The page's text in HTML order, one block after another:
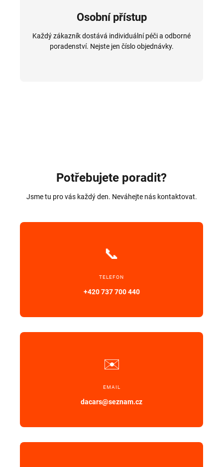
Osobní přístup
Každý zákazník dostává individuální péči a odborné
poradenství. Nejste jen číslo objednávky.
Potřebujete poradit?
Jsme tu pro vás každý den. Neváhejte nás kontaktovat.
📞
TELEFON
+420737 700 440
✉️
EMAIL
dacars@seznam.cz